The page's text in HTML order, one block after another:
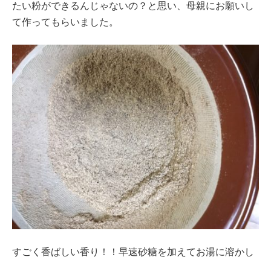
たい粉ができるんじゃないの？と思い、母親にお願いし
て作ってもらいました。
すごく香ばしい香り！！早速砂糖を加えてお湯に溶かし